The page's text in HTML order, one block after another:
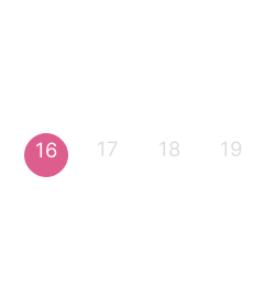
16 17 18 19